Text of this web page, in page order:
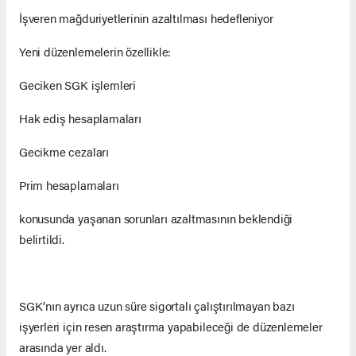
İşveren mağduriyetlerinin azaltılması hedefleniyor
Yeni düzenlemelerin özellikle:
Geciken SGK işlemleri
Hak ediş hesaplamaları
Gecikme cezaları
Prim hesaplamaları
konusunda yaşanan sorunları azaltmasının beklendiği
belirtildi.
SGK’nın ayrıca uzun süre sigortalı çalıştırılmayan bazı
işyerleri için resen araştırma yapabileceği de düzenlemeler
arasında yer aldı.